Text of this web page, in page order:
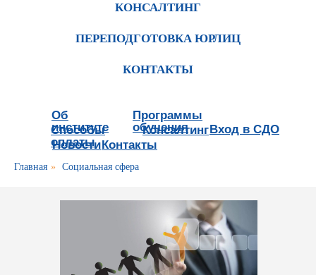
КОНСАЛТИНГ
ПЕРЕПОДГОТОВКА ЮРЛИЦ
КОНТАКТЫ
Об
институте
Программы
обучения
Способы
оплаты
Консалтинг
Новости
Вход в СДО
Контакты
Главная » Социальная сфера